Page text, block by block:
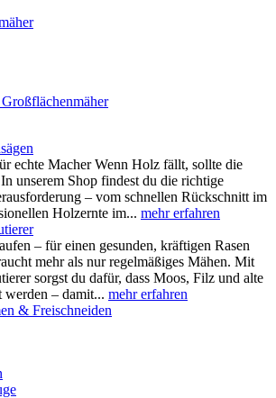
echte Macher Wenn Holz fällt, sollte die
unserem Shop findest du die richtige
– vom schnellen Rückschnitt im
Holzernte im... mehr erfahren
– für einen gesunden, kräftigen Rasen
mehr als nur regelmäßiges Mähen. Mit
sorgst du dafür, dass Moos, Filz und alte
werden – damit... mehr erfahren
& Freischneiden